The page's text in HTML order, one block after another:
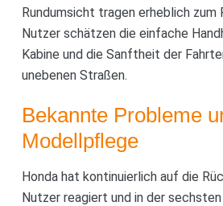
Rundumsicht tragen erheblich zum
Nutzer schätzen die einfache
Kabine und die Sanftheit der
unebenen Straßen.
Bekannte Probleme
Modellpflege
Honda hat kontinuierlich auf die
Nutzer reagiert und in der